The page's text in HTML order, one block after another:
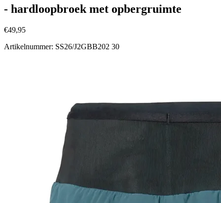
- hardloopbroek met opbergruimte
€49,95
Artikelnummer: SS26/J2GBB202 30